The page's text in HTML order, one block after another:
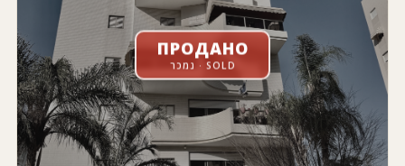
ПРОДАНО
נמכר · SOLD